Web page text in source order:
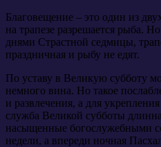
Благовещение – это один из
на трапезе разрешается рыба.
днями Страстной седмицы,
праздничная и рыбу не едят.
По уставу в Великую субботу
немного вина. Но такое
и развлечения, а для
служба Великой субботы
насыщенные богослужебными
недели, а впереди ночная